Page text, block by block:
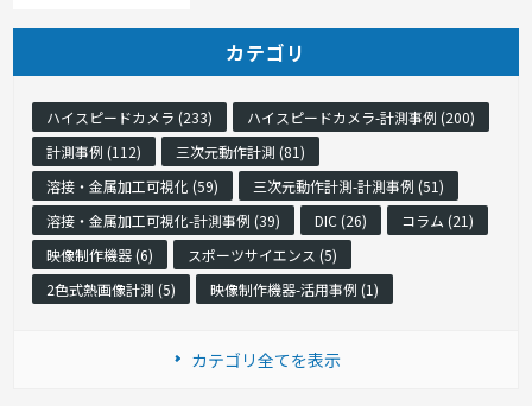
カテゴリ
ハイスピードカメラ (233)
ハイスピードカメラ-計測事例 (200)
計測事例 (112)
三次元動作計測 (81)
溶接・金属加工可視化 (59)
三次元動作計測-計測事例 (51)
溶接・金属加工可視化-計測事例 (39)
DIC (26)
コラム (21)
映像制作機器 (6)
スポーツサイエンス (5)
2色式熱画像計測 (5)
映像制作機器-活用事例 (1)
カテゴリ全てを表示